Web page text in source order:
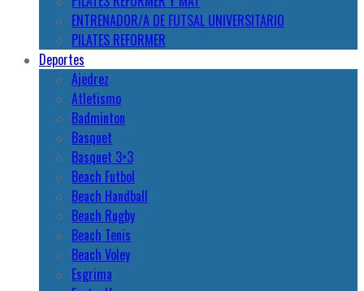
ENTRENADOR/A DE FUTSAL UNIVERSITARIO
PILATES REFORMER
Deportes
Ajedrez
Atletismo
Badminton
Basquet
Basquet 3×3
Beach Futbol
Beach Handball
Beach Rugby
Beach Tenis
Beach Voley
Esgrima